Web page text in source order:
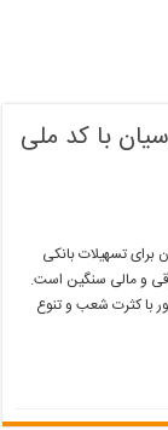
با کد ملی
تسهیلات بانکی
و مالی سنگین است.
با کثرت شعب و تنوع